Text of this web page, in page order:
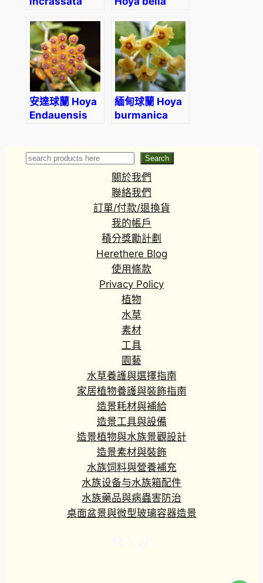
安達球蘭 Hoya
Endauensis
緬甸球蘭 Hoya
burmanica
Search Search
關於我們
聯絡我們
訂單/付款/退換貨
我的帳戶
積分獎勵計劃
Herethere Blog
使用條款
Privacy Policy
植物
水草
素材
工具
園藝
水草養護與選擇指南
家居植物養護與裝飾指南
造景耗材與補給
造景工具與設備
造景植物與水族景觀設計
造景素材與裝飾
水族饲料與營養補充
水族设备与水族箱配件
水族藥品與病蟲害防治
桌面盆景與微型玻璃容器造景